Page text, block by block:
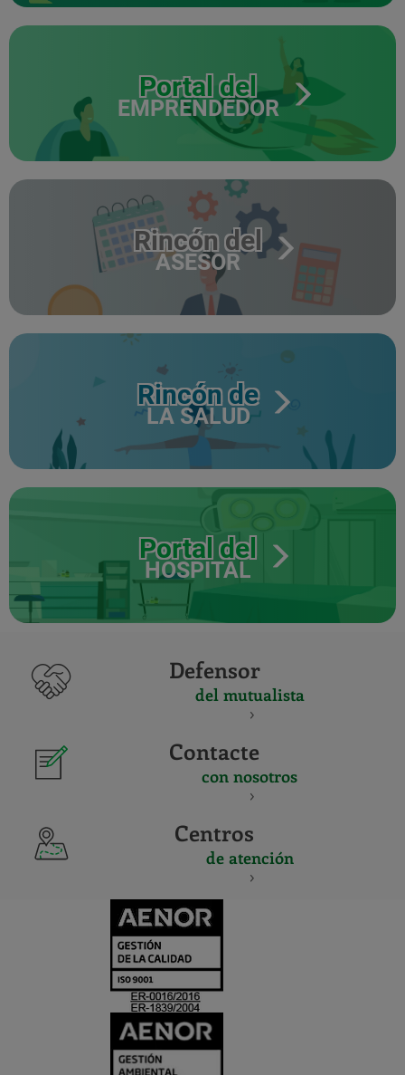
Portal del
EMPRENDEDOR
Rincón del
ASESOR
Rincón de
LA SALUD
Portal del
HOSPITAL
Defensor
del mutualista
Contacte
con nosotros
Centros
de atención